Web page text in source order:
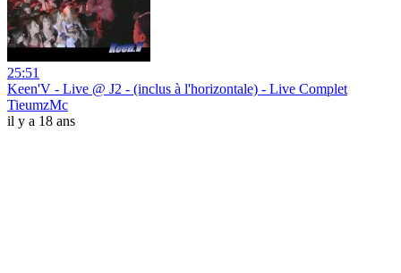
25:51
Keen'V - Live @ J2 - (inclus à l'horizontale) - Live Complet
TieumzMc
il y a 18 ans